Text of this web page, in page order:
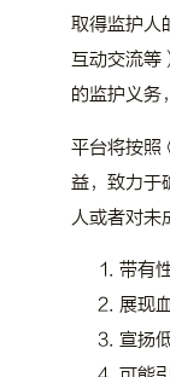
取得监护人
互动交流等
的监护义务
平台将按照
益，致力于
人或者对未
带有
展现
宣扬